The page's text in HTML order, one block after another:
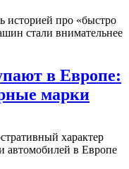
историей про «быстро
стали внимательнее
в Европе:
марки
характер
автомобилей в Европе